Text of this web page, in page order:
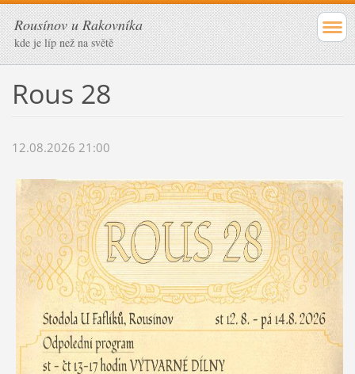
Rousínov u Rakovníka
kde je líp než na světě
Rous 28
12.08.2026 21:00